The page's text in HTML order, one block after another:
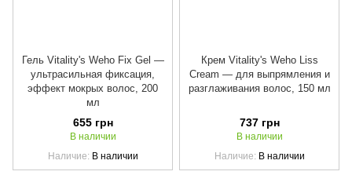
Гель Vitality's Weho Fix Gel —
ультрасильная фиксация,
эффект мокрых волос, 200
мл
655 грн
В наличии
Наличие
В наличии
Крем Vitality's Weho Liss
Cream — для выпрямления и
разглаживания волос, 150 мл
737 грн
В наличии
Наличие
В наличии